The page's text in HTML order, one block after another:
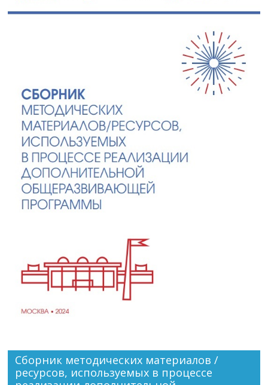
Сборник методических материалов /
ресурсов, используемых в процессе